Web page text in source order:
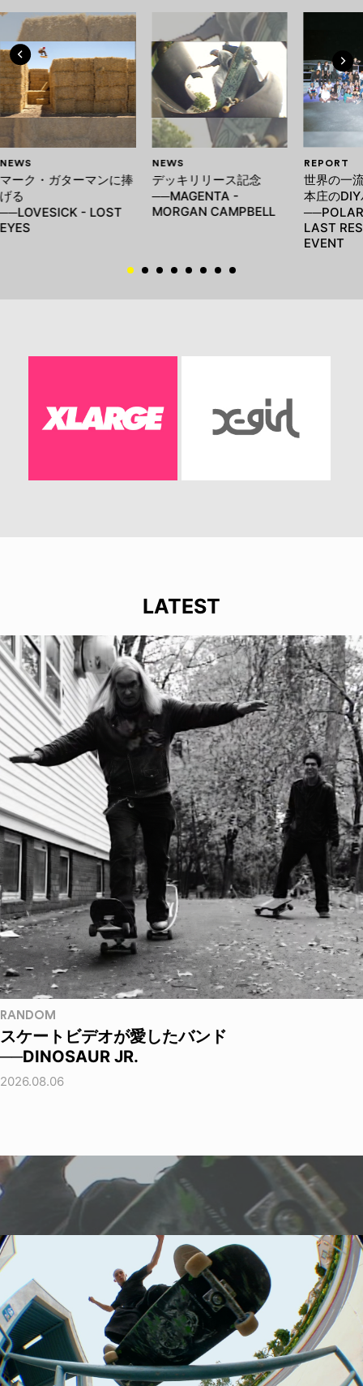
NEWS
マーク・ガターマンに捧
げる
──LOVESICK - LOST
EYES
NEWS
デッキリリース記念
──MAGENTA -
MORGAN CAMPBELL
REPORT
世界の一
本庄の
LAST
EVENT
LATEST
RANDOM
スケートビデオが愛したバンド
──DINOSAUR JR.
2026.08.06